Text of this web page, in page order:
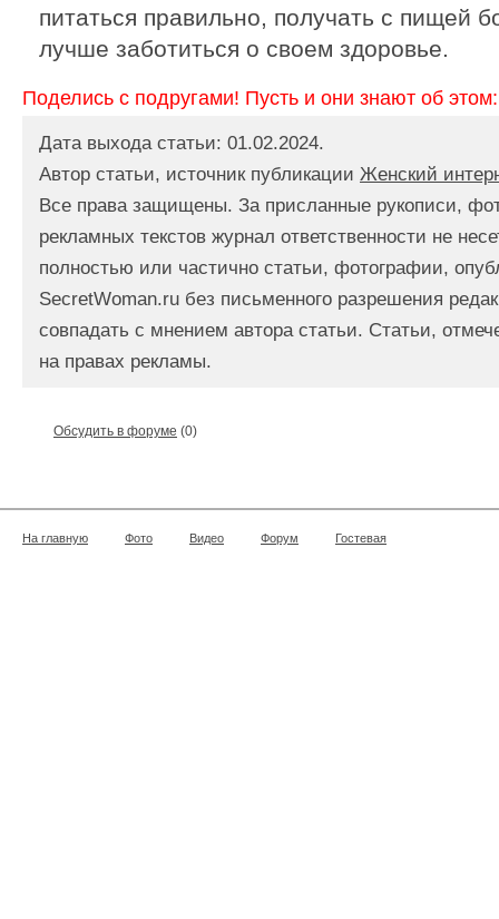
питаться правильно, получать с пищей
лучше заботиться о своем здоровье.
Поделись с подругами! Пусть и они знают об этом:
Дата выхода статьи: 01.02.2024.
Автор статьи, источник публикации Женский
Все права защищены. За присланные рукописи,
рекламных текстов журнал ответственности не
полностью или частично статьи, фотографии,
SecretWoman.ru без письменного разрешения
совпадать с мнением автора статьи. Статьи,
на правах рекламы.
Обсудить в форуме (0)
На главную Фото Видео Форум Гостевая